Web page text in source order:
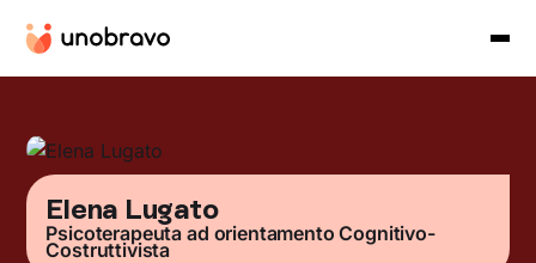
Elena Lugato
Psicoterapeuta ad orientamento Cognitivo-
Costruttivista